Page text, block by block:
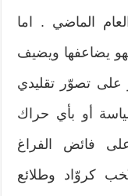
الماضي . اما
فهو يضاعفها ويضيف
على تصوّر تقليدي
أو بأي حراك
فائض الفراغ
كروّاد وطلائع